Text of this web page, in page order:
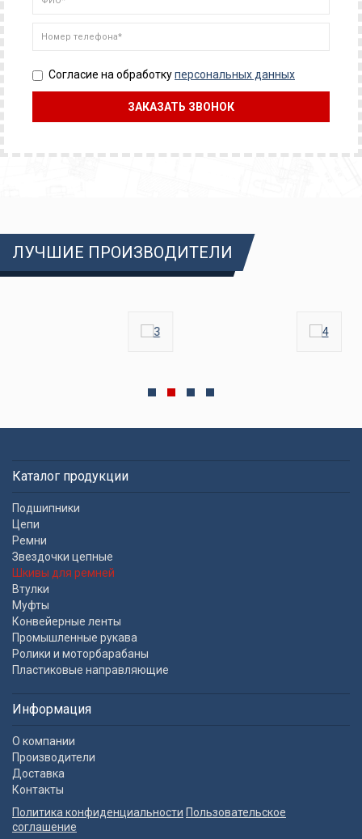
Согласие на обработкуперсональных данных
ЛУЧШИЕ ПРОИЗВОДИТЕЛИ
Каталог продукции
Подшипники
Цепи
Ремни
Звездочки цепные
Шкивы для ремней
Втулки
Муфты
Конвейерные ленты
Промышленные рукава
Ролики и моторбарабаны
Пластиковые направляющие
Информация
О компании
Производители
Доставка
Контакты
Политика конфиденциальности Пользовательское
соглашение